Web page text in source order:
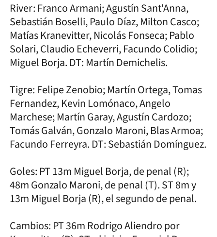
River: Franco Armani; Agustín Sant'Anna,
Sebastián Boselli, Paulo Díaz, Milton Casco;
Matías Kranevitter, Nicolás Fonseca; Pablo
Solari, Claudio Echeverri, Facundo Colidio;
Miguel Borja. DT: Martín Demichelis.
Tigre: Felipe Zenobio; Martín Ortega, Tomas
Fernandez, Kevin Lomónaco, Angelo
Marchese; Martín Garay, Agustín Cardozo;
Tomás Galván, Gonzalo Maroni, Blas Armoa;
Facundo Ferreyra. DT: Sebastián Domínguez.
Goles: PT 13m Miguel Borja, de penal (R);
48m Gonzalo Maroni, de penal (T). ST 8m y
13m Miguel Borja (R), el segundo de penal.
Cambios: PT 36m Rodrigo Aliendro por